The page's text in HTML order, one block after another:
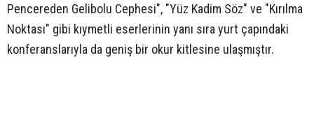
Pencereden Gelibolu Cephesi", "Yüz Kadim Söz" ve "Kırılma
Noktası" gibi kıymetli eserlerinin yanı sıra yurt çapındaki
konferanslarıyla da geniş bir okur kitlesine ulaşmıştır.